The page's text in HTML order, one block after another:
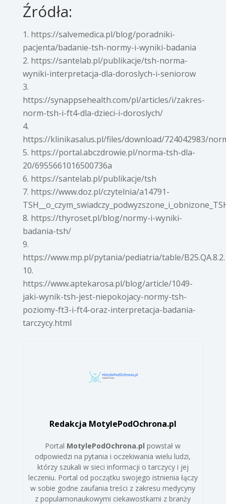
Źródła:
https://salvemedica.pl/blog/poradniki-
pacjenta/badanie-tsh-normy-i-wyniki-badania
https://santelab.pl/publikacje/tsh-norma-
wyniki-interpretacja-dla-doroslych-i-seniorow
https://synappsehealth.com/pl/articles/i/zakres-
norm-tsh-i-ft4-dla-dzieci-i-doroslych/
https://klinikasalus.pl/files/download/724042983/
https://portal.abczdrowie.pl/norma-tsh-dla-
20/6955661016500736a
https://santelab.pl/publikacje/tsh
https://www.doz.pl/czytelnia/a14791-
https://thyroset.pl/blog/normy-i-wyniki-
badania-tsh/
https://www.mp.pl/pytania/pediatria/table/
https://www.aptekarosa.pl/blog/article/1049-
jaki-wynik-tsh-jest-niepokojacy-normy-tsh-
poziomy-ft3-i-ft4-oraz-interpretacja-badania-
tarczycy.html
Redakcja MotylePodOchrona.pl
Portal MotylePodOchrona.pl powstał w
odpowiedzi na pytania i oczekiwania wielu ludzi,
którzy szukali w sieci informacji o tarczycy i jej
leczeniu. Portal od początku swojego istnienia łączy
w sobie godne zaufania treści z zakresu medycyny
z popularnonaukowymi ciekawostkami z branży